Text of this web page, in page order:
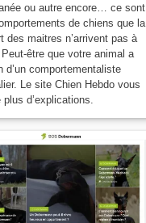
ou autre encore… ce sont
de chiens que la
des maitres n’arrivent pas à
Peut-être que votre animal a
d’un comportementaliste
Le site Chien Hebdo vous
plus d’explications.